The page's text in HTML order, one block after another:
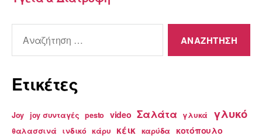
για:
Ετικέτες
Joy joy συνταγές pesto video Σαλάτα γλυκά γλυκό
θαλασσινά ινδικό κάρυ κέικ καρύδα κοτόπουλο